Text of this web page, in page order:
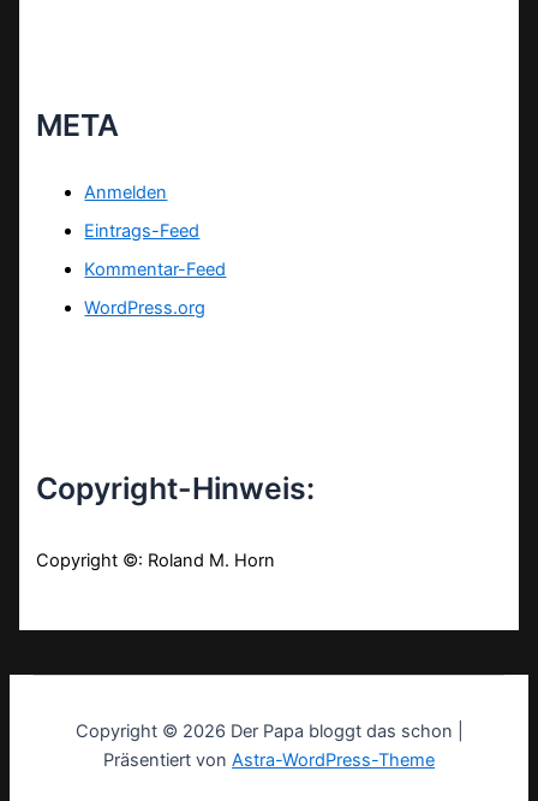
META
Anmelden
Eintrags-Feed
Kommentar-Feed
WordPress.org
Copyright-Hinweis:
Copyright ©: Roland M. Horn
Copyright © 2026 Der Papa bloggt das schon |
Präsentiert von Astra-WordPress-Theme